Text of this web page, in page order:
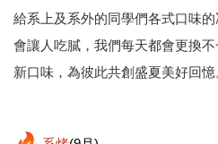
給系上及系外的同學們各式口味
會讓人吃膩，我們每天都會更換
新口味，為彼此共創盛夏美好回憶